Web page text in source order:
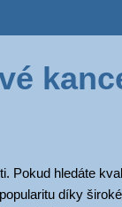
Pokud hledáte
díky